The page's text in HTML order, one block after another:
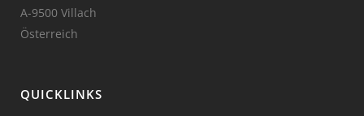
A-9500 Villach
Österreich
QUICKLINKS